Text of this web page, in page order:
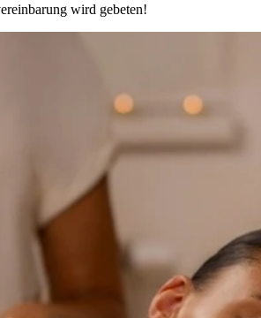
wird gebeten!